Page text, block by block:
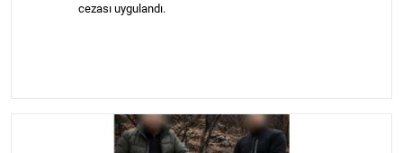
cezası uygulandı.